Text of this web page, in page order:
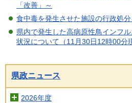
「改善」～
食中毒を発生させた施設の行政処
県内で発生した高病原性鳥インフ
状況について（11月30日12時00分
県政ニュース
2026年度